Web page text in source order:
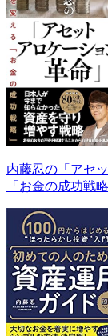
内藤忍の「アセ
「お金の成功戦略